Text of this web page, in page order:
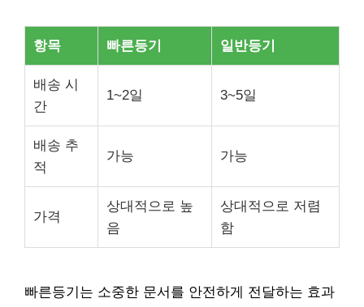
항목 빠른등기 일반등기
배송 시
간
1~2일 3~5일
배송 추
적
가능 가능
가격
상대적으로 높
음
상대적으로 저렴
함
빠른등기는 소중한 문서를 안전하게 전달하는 효과